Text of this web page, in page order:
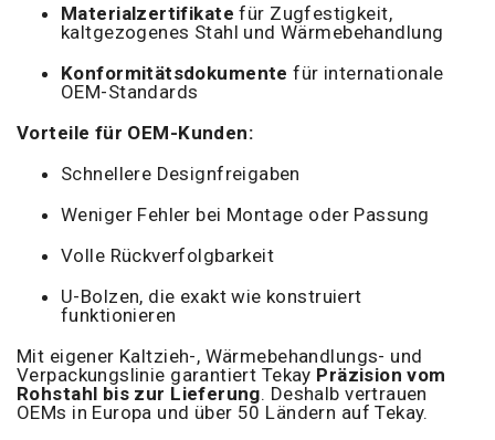
Materialzertifikate für Zugfestigkeit,
kaltgezogenes Stahl und Wärmebehandlung
Konformitätsdokumente für internationale
OEM-Standards
Vorteile für OEM-Kunden:
Schnellere Designfreigaben
Weniger Fehler bei Montage oder Passung
Volle Rückverfolgbarkeit
U-Bolzen, die exakt wie konstruiert
funktionieren
Mit eigener Kaltzieh-, Wärmebehandlungs- und
Verpackungslinie garantiert Tekay Präzision vom
Rohstahl bis zur Lieferung. Deshalb vertrauen
OEMs in Europa und über 50 Ländern auf Tekay.